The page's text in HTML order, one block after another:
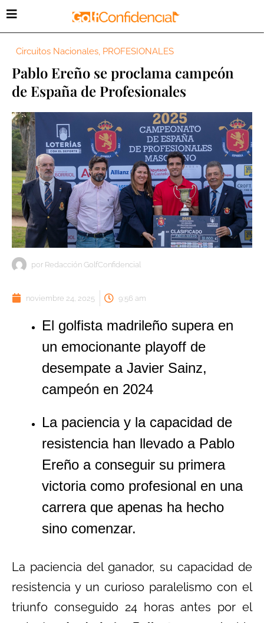
Circuitos Nacionales, PROFESIONALES
Pablo Ereño se proclama campeón
de España de Profesionales
por Redacción GolfConfidencial
noviembre 24, 2025 9:56 am
El golfista madrileño supera en
un emocionante playoff de
desempate a Javier Sainz,
campeón en 2024
La paciencia y la capacidad de
resistencia han llevado a Pablo
Ereño a conseguir su primera
victoria como profesional en una
carrera que apenas ha hecho
sino comenzar.
La paciencia del ganador, su capacidad de
resistencia y un curioso paralelismo con el
triunfo conseguido 24 horas antes por el